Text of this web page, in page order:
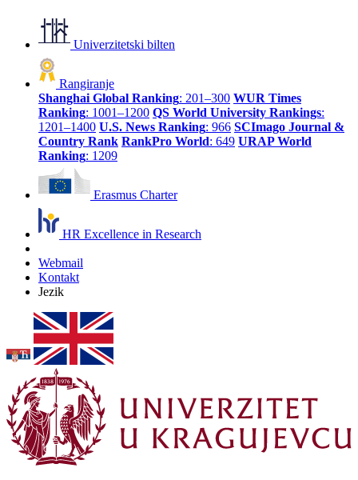
Univerzitetski bilten
Rangiranje
Shanghai Global Ranking: 201–300 WUR Times
Ranking: 1001–1200 QS World University Rankings:
1201–1400 U.S. News Ranking: 966 SCImago Journal &
Country Rank RankPro World: 649 URAP World
Ranking: 1209
Erasmus Charter
HR Excellence in Research
Webmail
Kontakt
Jezik